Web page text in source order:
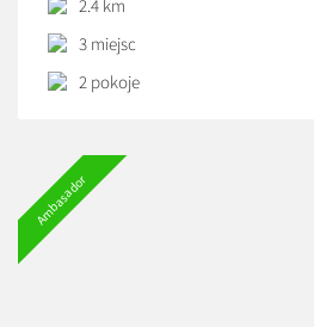
łazienką oraz kuchnią i jadalnią. W
możliwość przygotowania posiłku
Pokoje wyposażone są w czajnik
2.4 km
3 miejsc
2 pokoje
Ambasador